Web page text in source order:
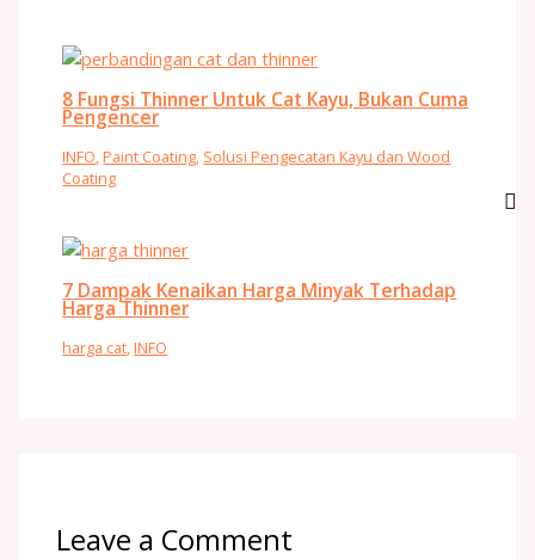
8 Fungsi Thinner Untuk Cat Kayu, Bukan Cuma
Pengencer
INFO,Paint Coating, Solusi Pengecatan Kayu dan Wood
Coating
7 Dampak Kenaikan Harga Minyak Terhadap
Harga Thinner
harga cat ,INFO
Leave a Comment